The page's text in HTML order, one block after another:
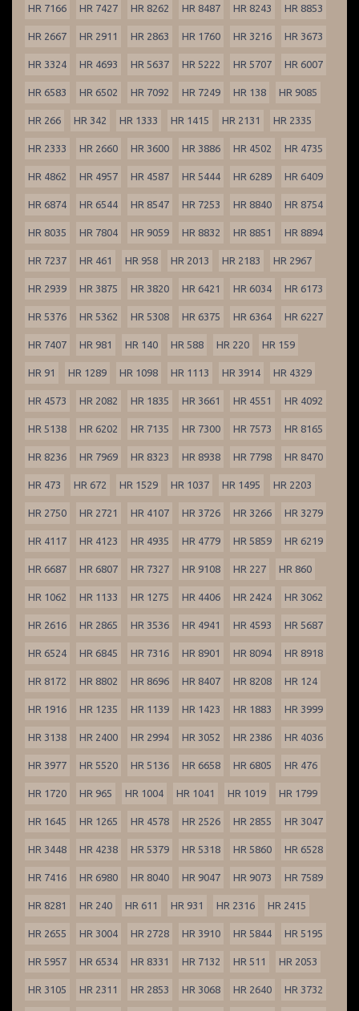
HR 7166 HR 7427 HR 8262 HR 8487 HR 8243 HR 8853
HR 2667 HR 2911 HR 2863 HR 1760 HR 3216 HR 3673
HR 3324 HR 4693 HR 5637 HR 5222 HR 5707 HR 6007
HR 6583 HR 6502 HR 7092 HR 7249 HR 138 HR 9085
HR 266 HR 342 HR 1333 HR 1415 HR 2131 HR 2335
HR 2333 HR 2660 HR 3600 HR 3886 HR 4502 HR 4735
HR 4862 HR 4957 HR 4587 HR 5444 HR 6289 HR 6409
HR 6874 HR 6544 HR 8547 HR 7253 HR 8840 HR 8754
HR 8035 HR 7804 HR 9059 HR 8832 HR 8851 HR 8894
HR 7237 HR 461 HR 958 HR 2013 HR 2183 HR 2967
HR 2939 HR 3875 HR 3820 HR 6421 HR 6034 HR 6173
HR 5376 HR 5362 HR 5308 HR 6375 HR 6364 HR 6227
HR 7407 HR 981 HR 140 HR 588 HR 220 HR 159
HR 91 HR 1289 HR 1098 HR 1113 HR 3914 HR 4329
HR 4573 HR 2082 HR 1835 HR 3661 HR 4551 HR 4092
HR 5138 HR 6202 HR 7135 HR 7300 HR 7573 HR 8165
HR 8236 HR 7969 HR 8323 HR 8938 HR 7798 HR 8470
HR 473 HR 672 HR 1529 HR 1037 HR 1495 HR 2203
HR 2750 HR 2721 HR 4107 HR 3726 HR 3266 HR 3279
HR 4117 HR 4123 HR 4935 HR 4779 HR 5859 HR 6219
HR 6687 HR 6807 HR 7327 HR 9108 HR 227 HR 860
HR 1062 HR 1133 HR 1275 HR 4406 HR 2424 HR 3062
HR 2616 HR 2865 HR 3536 HR 4941 HR 4593 HR 5687
HR 6524 HR 6845 HR 7316 HR 8901 HR 8094 HR 8918
HR 8172 HR 8802 HR 8696 HR 8407 HR 8208 HR 124
HR 1916 HR 1235 HR 1139 HR 1423 HR 1883 HR 3999
HR 3138 HR 2400 HR 2994 HR 3052 HR 2386 HR 4036
HR 3977 HR 5520 HR 5136 HR 6658 HR 6805 HR 476
HR 1720 HR 965 HR 1004 HR 1041 HR 1019 HR 1799
HR 1645 HR 1265 HR 4578 HR 2526 HR 2855 HR 3047
HR 3448 HR 4238 HR 5379 HR 5318 HR 5860 HR 6528
HR 7416 HR 6980 HR 8040 HR 9047 HR 9073 HR 7589
HR 8281 HR 240 HR 611 HR 931 HR 2316 HR 2415
HR 2655 HR 3004 HR 2728 HR 3910 HR 5844 HR 5195
HR 5957 HR 6534 HR 8331 HR 7132 HR 511 HR 2053
HR 3105 HR 2311 HR 2853 HR 3068 HR 2640 HR 3732